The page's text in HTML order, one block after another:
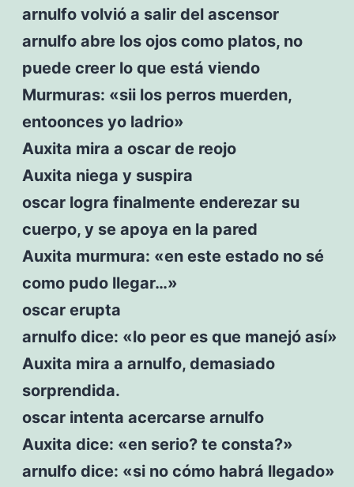
arnulfo volvió a salir del ascensor
arnulfo abre los ojos como platos, no
puede creer lo que está viendo
Murmuras: «sii los perros muerden,
entoonces yo ladrio»
Auxita mira a oscar de reojo
Auxita niega y suspira
oscar logra finalmente enderezar su
cuerpo, y se apoya en la pared
Auxita murmura: «en este estado no sé
como pudo llegar…»
oscar erupta
arnulfo dice: «lo peor es que manejó así»
Auxita mira a arnulfo, demasiado
sorprendida.
oscar intenta acercarse arnulfo
Auxita dice: «en serio? te consta?»
arnulfo dice: «si no cómo habrá llegado»